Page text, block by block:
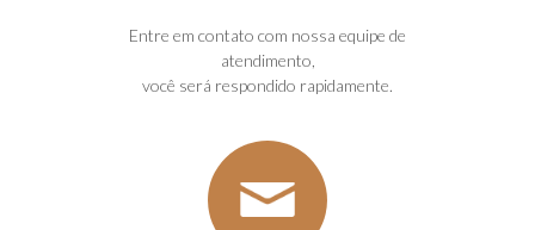
Entre em contato com nossa equipe de
atendimento,
você será respondido rapidamente.